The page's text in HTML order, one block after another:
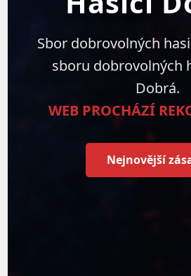
Sbor dobrovolných
sboru dobrovolných
Dobrá.
WEB PROCHÁZÍ
Nejnovější